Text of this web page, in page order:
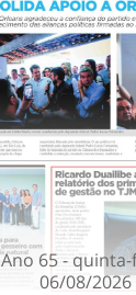
Ano 65 -
06/08/2026